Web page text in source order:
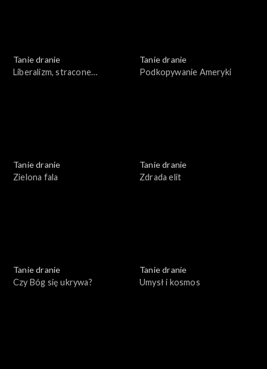
Tanie dranie
Liberalizm, stracone
Tanie dranie
Podkopywanie Ameryki
Tanie dranie
Zielona fala
Tanie dranie
Zdrada elit
Tanie dranie
Czy Bóg się ukrywa?
Tanie dranie
Umysł i kosmos